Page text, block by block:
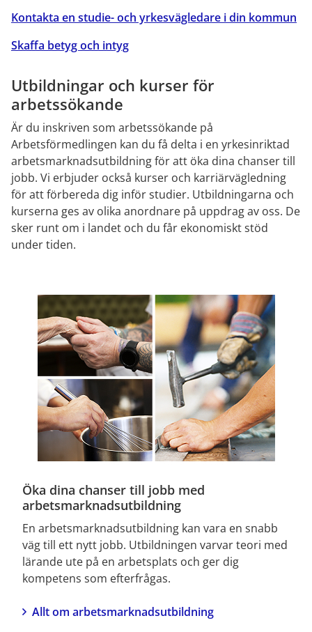
Kontakta en studie- och yrkesvägledare i din kommun
Skaffa betyg och intyg
Utbildningar och kurser för
arbetssökande
Är du inskriven som arbetssökande på
Arbetsförmedlingen kan du få delta i en yrkesinriktad
arbetsmarknadsutbildning för att öka dina chanser till
jobb. Vi erbjuder också kurser och karriärvägledning
för att förbereda dig inför studier. Utbildningarna och
kurserna ges av olika anordnare på uppdrag av oss. De
sker runt om i landet och du får ekonomiskt stöd
under tiden.
Öka dina chanser till jobb med
arbetsmarknadsutbildning
En arbetsmarknadsutbildning kan vara en snabb
väg till ett nytt jobb. Utbildningen varvar teori med
lärande ute på en arbetsplats och ger dig
kompetens som efterfrågas.
Allt om arbetsmarknadsutbildning